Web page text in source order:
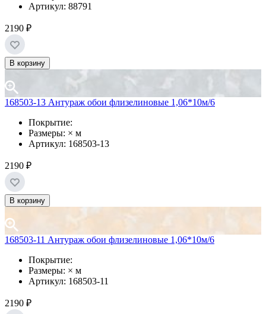
Артикул: 88791
2190 ₽
В корзину
168503-13 Антураж обои флизелиновые 1,06*10м/6
Покрытие:
Размеры: × м
Артикул: 168503-13
2190 ₽
В корзину
168503-11 Антураж обои флизелиновые 1,06*10м/6
Покрытие:
Размеры: × м
Артикул: 168503-11
2190 ₽